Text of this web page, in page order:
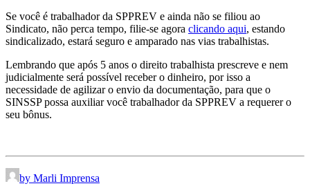
Se você é trabalhador da SPPREV e ainda não se filiou ao
Sindicato, não perca tempo, filie-se agora clicando aqui, estando
sindicalizado, estará seguro e amparado nas vias trabalhistas.
Lembrando que após 5 anos o direito trabalhista prescreve e nem
judicialmente será possível receber o dinheiro, por isso a
necessidade de agilizar o envio da documentação, para que o
SINSSP possa auxiliar você trabalhador da SPPREV a requerer o
seu bônus.
by Marli Imprensa